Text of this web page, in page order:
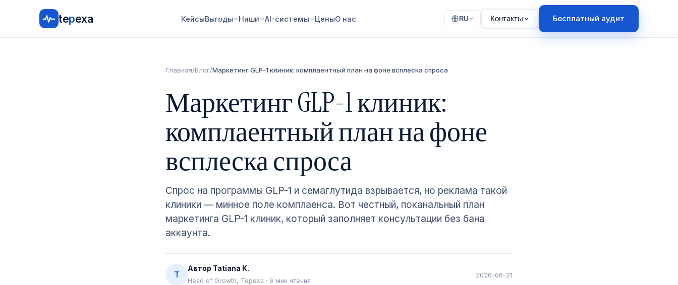
tepexa КейсыВыгоды Ниши AI-системы ЦеныО нас RU Контакты Бесплатный аудит
Главная/Блог/Маркетинг GLP-1 клиник: комплаентный план на фоне всплеска спроса
Маркетинг GLP-1 клиник:
комплаентный план на фоне
всплеска спроса
Спрос на программы GLP-1 и семаглутида взрывается, но реклама такой
клиники — минное поле комплаенса. Вот честный, поканальный план
маркетинга GLP-1 клиник, который заполняет консультации без бана
аккаунта.
T
Автор Tatiana K.
Head of Growth, Tepexa · 6 мин чтения
2026-06-21